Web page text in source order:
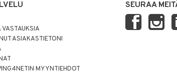
ASIAKASTIETONI
MYYNTIEHDOT
SEURAA